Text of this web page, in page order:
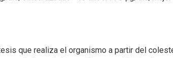
que realiza el organismo a partir del